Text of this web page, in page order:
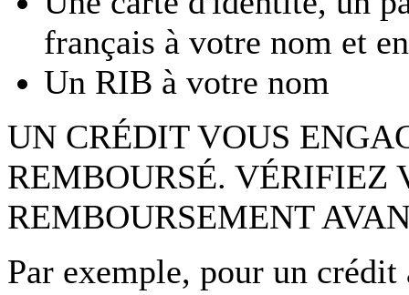
français à votre nom et
Un RIB à votre nom
UN CRÉDIT VOUS
REMBOURSÉ. VÉRIFIEZ
REMBOURSEMENT
Par exemple, pour un